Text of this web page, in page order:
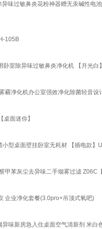
味过敏鼻炎花粉神器赠无汞碱性电池
105B
室除异味过敏鼻炎净化机 【月光
净化机办公室强效净化除菌轻音
面迷你】
型桌面壁挂卧室无耗材 【插电款】
苯灰尘去异味二手烟雾过滤 Z06C
企业净化套餐(3.0pro+吊顶式氧吧)
味新房急入住桌面空气清新剂 米白